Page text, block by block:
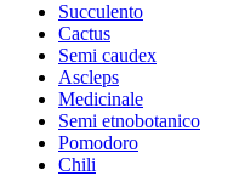
Succulento
Cactus
Semi caudex
Ascleps
Medicinale
Semi etnobotanico
Pomodoro
Chili